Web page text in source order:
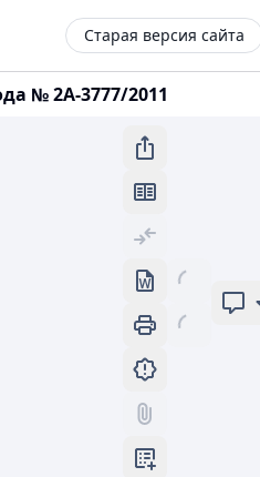
Старая версия сайта
№ 2А-3777/2011